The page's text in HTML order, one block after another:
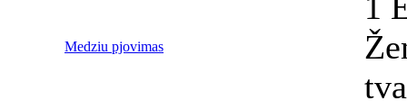
Medziu pjovimas